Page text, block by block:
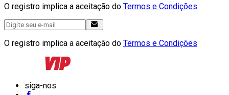
O registro implica a aceitação do Termos e Condições
O registro implica a aceitação do Termos e Condições
siga-nos